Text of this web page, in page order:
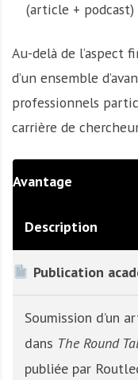
(article + podcast)
Au-delà de l’aspect
d’un ensemble
professionnels
carrière de
Avantage
Description
Publication
Soumission d’un
dans The Round
publiée par